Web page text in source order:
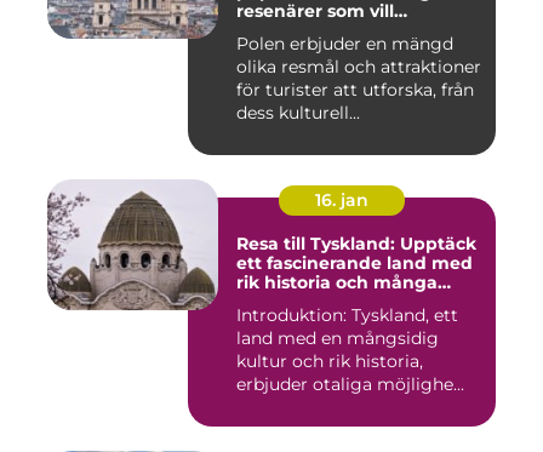
resenärer som vill
och dess rika historia
Polen erbjuder en mängd
olika resmål och attraktioner
för turister att utforska, från
dess kulturell...
16. jan
Resa till Tyskland: Upptäck
ett fascinerande land med
rik historia och många
Introduktion: Tyskland, ett
land med en mångsidig
kultur och rik historia,
erbjuder otaliga möjlighe...